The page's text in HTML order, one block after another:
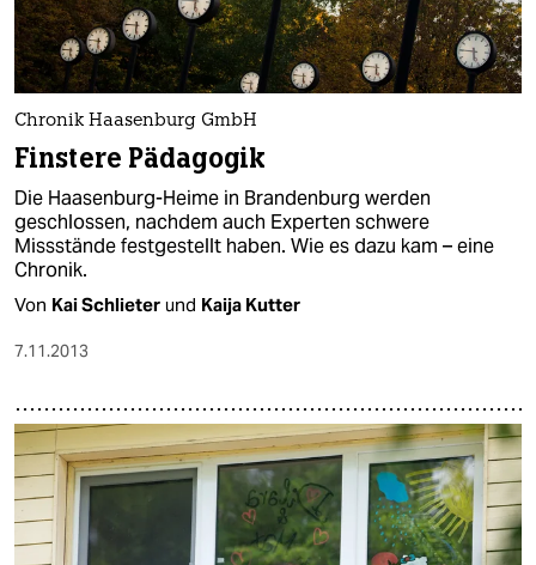
Chronik Haasenburg GmbH
Finstere Pädagogik
Die Haasenburg-Heime in Brandenburg werden
geschlossen, nachdem auch Experten schwere
Missstände festgestellt haben. Wie es dazu kam – eine
Chronik.
Von Kai Schlieter und Kaija Kutter
7.11.2013